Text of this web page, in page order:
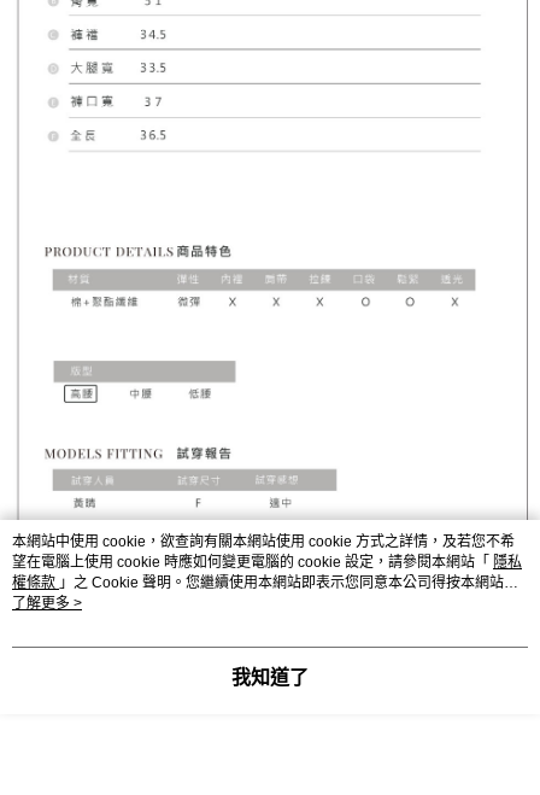
本網站中使用 cookie，欲查詢有關本網站使用 cookie 方式之詳情，及若您不希
望在電腦上使用 cookie 時應如何變更電腦的 cookie 設定，請參閱本網站「 隱私
權條款 」之 Cookie 聲明。您繼續使用本網站即表示您同意本公司得按本網站使
用條款之 Cookie 聲明使用 cookie。
了解更多 >
我知道了